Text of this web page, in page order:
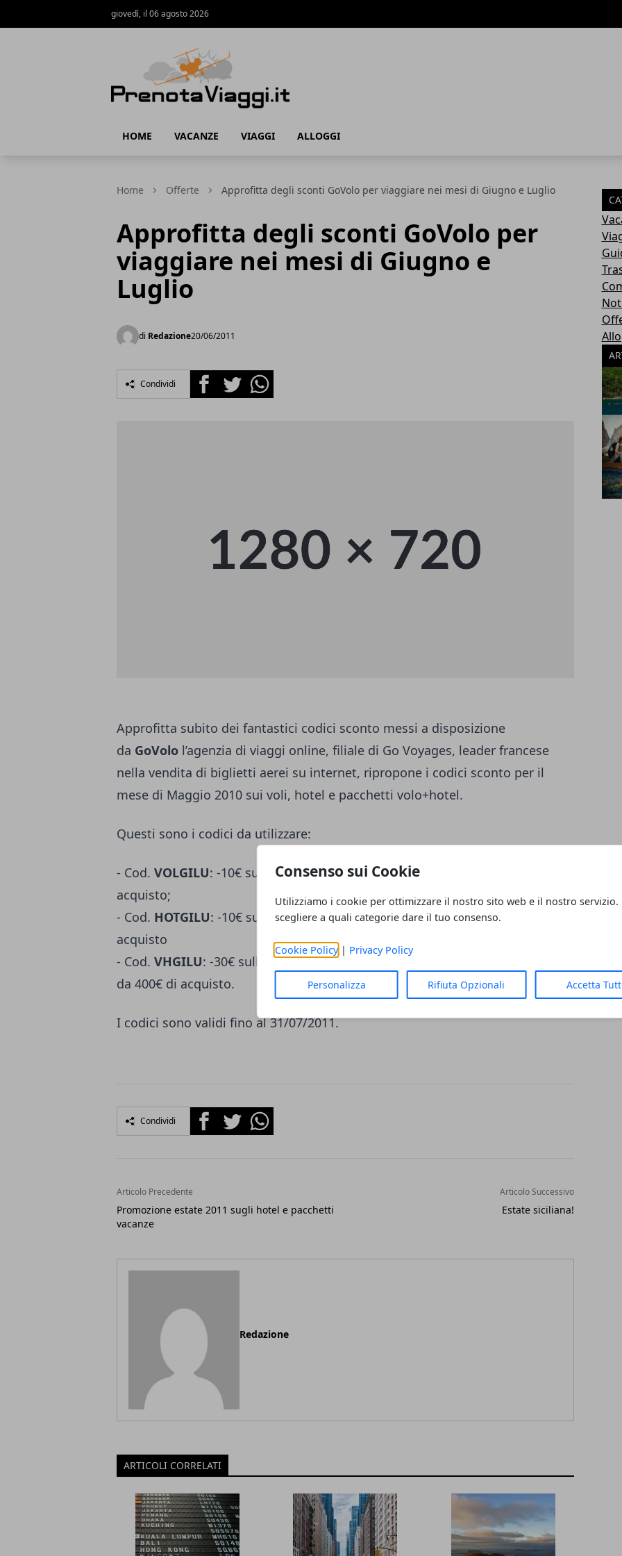
Consenso sui Cookie
Utilizziamo i cookie per ottimizzare il nostro sito web e il nostro servizio.
scegliere a quali categorie dare il tuo consenso.
Cookie Policy| Privacy Policy
Personalizza Rifiuta Opzionali Accetta
giovedì, il 06 agosto 2026
HOME VACANZE VIAGGI ALLOGGI
Home Offerte Approfitta degli sconti GoVolo per viaggiare nei mesi di Giugno e Luglio
Approfitta degli sconti GoVolo per
viaggiare nei mesi di Giugno e
Luglio
di Redazione20/06/2011
Condividi FacebookTwitterWhatsapp
Approfitta subito dei fantastici codici sconto messi a disposizione
da GoVolo l’agenzia di viaggi online, filiale di Go Voyages, leader francese
nella vendita di biglietti aerei su internet, ripropone i codici sconto per il
mese di Maggio 2010 sui voli, hotel e pacchetti volo+hotel.
Questi sono i codici da utilizzare:
- Cod. VOLGILU: -10€ sulla prenotazione di un volo, a partire da 150€ di
acquisto;
- Cod. HOTGILU: -10€ sulla prenotazione di un hotel, a partire da 150€ di
acquisto
- Cod. VHGILU: -30€ sulla prenotazione di un pacchetto volo+hotel, a partire
da 400€ di acquisto.
I codici sono validi fino al 31/07/2011.
Condividi FacebookTwitterWhatsapp
Articolo Precedente
Promozione estate 2011 sugli hotel e pacchetti
vacanze
Articolo Successivo
Estate siciliana!
Redazione
ARTICOLI CORRELATI